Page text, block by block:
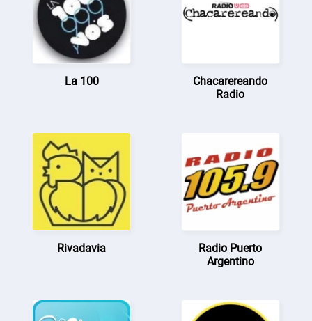
La 100
Chacarereando
Radio
Rivadavia
Radio Puerto
Argentino